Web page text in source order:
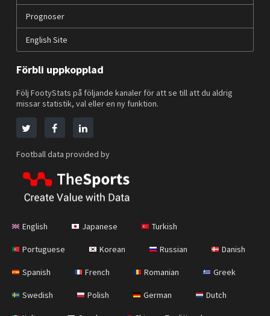
Prognoser
English Site
Förbli uppkopplad
Följ FootyStats på följande kanaler för att se till att du aldrig
missar statistik, val eller en ny funktion.
Football data provided by
English Japanese Turkish
Portuguese Korean Russian Danish
Spanish French Romanian Greek
Swedish Polish German Dutch